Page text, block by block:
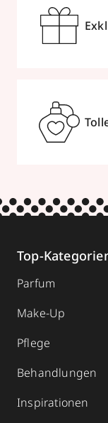
Top-
Parfum
Make-Up
Pflege
Behandlungen
Inspirationen